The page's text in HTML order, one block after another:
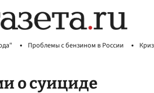
Проблемы с бензином в России
о суициде